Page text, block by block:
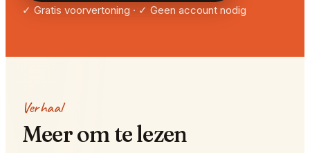
✓ Gratis voorvertoning · ✓ Geen account nodig
Verhaal
Meer om te lezen